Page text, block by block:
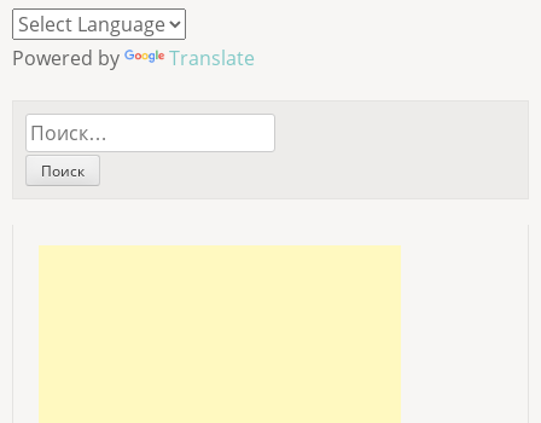
Powered by Translate
Найти: